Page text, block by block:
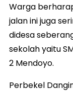
Warga
jalan ini juga
didesa
sekolah yaitu
2 Mendoyo.
Perbekel